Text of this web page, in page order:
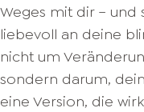
Weges mit dir – und
liebevoll an deine
nicht um
sondern darum,
eine Version, die